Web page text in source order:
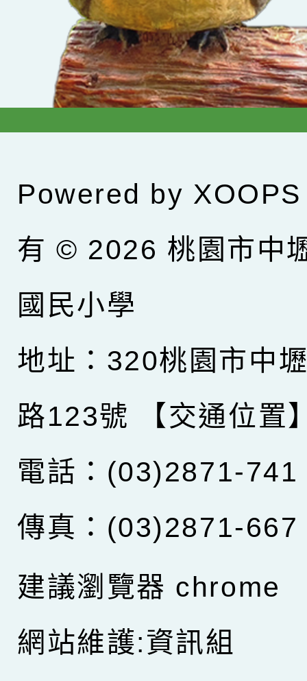
Powered by XOOPS
有 © 2026 桃園市中
國民小學
地址：320桃園市中
路123號
【交通位置
電話：(03)2871-741
傳真：(03)2871-667
建議瀏覽器 chrome
網站維護:資訊組